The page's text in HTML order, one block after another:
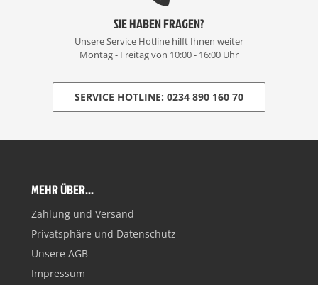
SIE HABEN FRAGEN?
Unsere Service Hotline hilft Ihnen weiter
Montag - Freitag von 10:00 - 16:00 Uhr
SERVICE HOTLINE: 0234 890 160 70
MEHR ÜBER...
Zahlung und Versand
Privatsphäre und Datenschutz
Unsere AGB
Impressum